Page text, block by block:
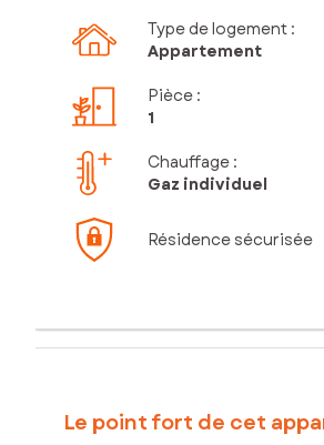
Type de logement :
Appartement
Pièce :
1
Chauffage :
Gaz individuel
Résidence sécurisée
Le point fort de cet